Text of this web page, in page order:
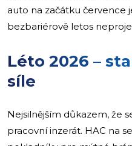
auto na začátku července
bezbariérově letos
Léto 2026 –
síle
Nejsilnějším důkazem, že
pracovní inzerát. HAC na